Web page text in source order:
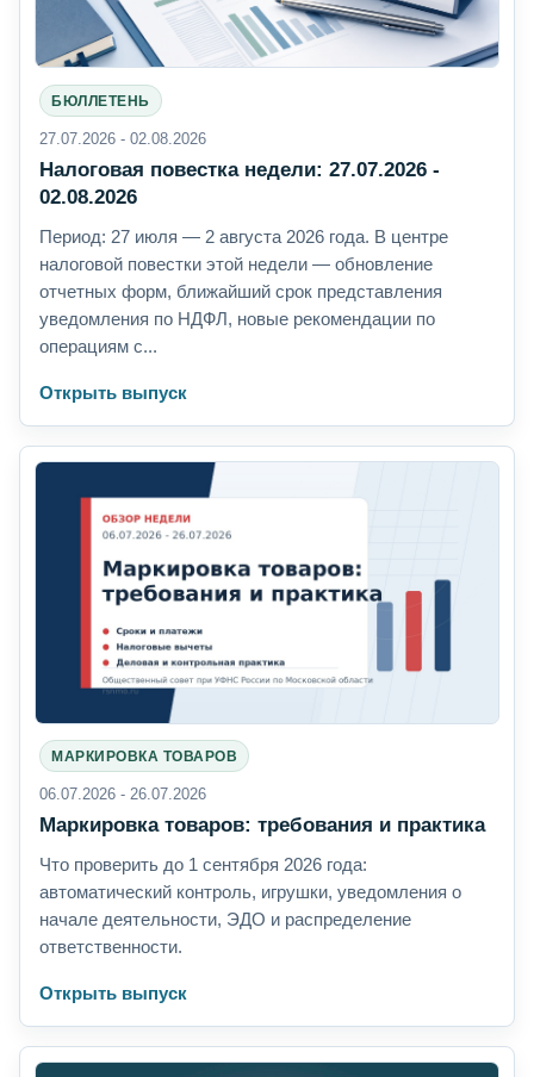
БЮЛЛЕТЕНЬ
27.07.2026 - 02.08.2026
Налоговая повестка недели: 27.07.2026 -
02.08.2026
Период: 27 июля — 2 августа 2026 года. В центре
налоговой повестки этой недели — обновление
отчетных форм, ближайший срок представления
уведомления по НДФЛ, новые рекомендации по
операциям с...
Открыть выпуск
МАРКИРОВКА ТОВАРОВ
06.07.2026 - 26.07.2026
Маркировка товаров: требования и практика
Что проверить до 1 сентября 2026 года:
автоматический контроль, игрушки, уведомления о
начале деятельности, ЭДО и распределение
ответственности.
Открыть выпуск